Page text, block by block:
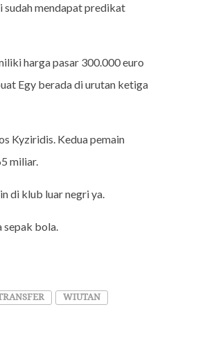
sudah mendapat predikat
harga pasar 300.000 euro
Egy berada di urutan ketiga
Kyziridis. Kedua pemain
miliar.
di klub luar negri ya.
sepak bola.
WIUTAN